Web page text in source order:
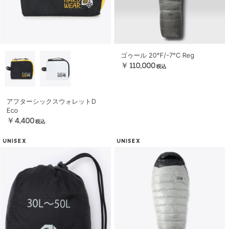
アフターシックスウォレットD
Eco
￥4,400 税込
ゴゥール 20°F/-7°C Reg
￥110,000 税込
UNISEX UNISEX